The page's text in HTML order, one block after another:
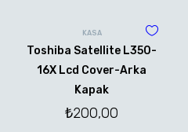
KASA
Toshiba Satellite L350-
16X Lcd Cover-Arka
Kapak
₺200,00